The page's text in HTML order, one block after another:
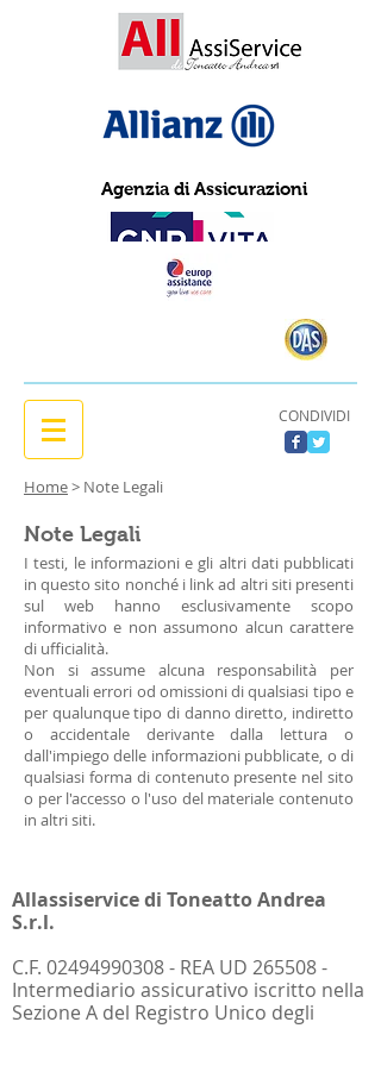
Agenzia di Assicurazioni
CONDIVIDI
Home> Note Legali
Note Legali
I testi, le informazioni e gli altri dati pubblicati
in questo sito nonché i link ad altri siti presenti
sul web hanno esclusivamente scopo
informativo e non assumono alcun carattere
di ufficialità.
Non si assume alcuna responsabilità per
eventuali errori od omissioni di qualsiasi tipo e
per qualunque tipo di danno diretto, indiretto
o accidentale derivante dalla lettura o
dall'impiego delle informazioni pubblicate, o di
qualsiasi forma di contenuto presente nel sito
o per l'accesso o l'uso del materiale contenuto
in altri siti.
Allassiservice di Toneatto Andrea
S.r.l.
C.F. 02494990308- REA UD 265508 -
Intermediario assicurativo iscritto nella
Sezione A del Registro Unico degli